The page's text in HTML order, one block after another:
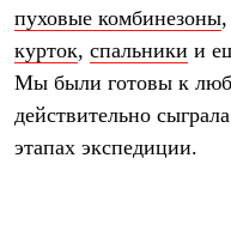
пуховые комбинезоны
курток, спальники и
Мы были готовы к
действительно
этапах экспедиции.